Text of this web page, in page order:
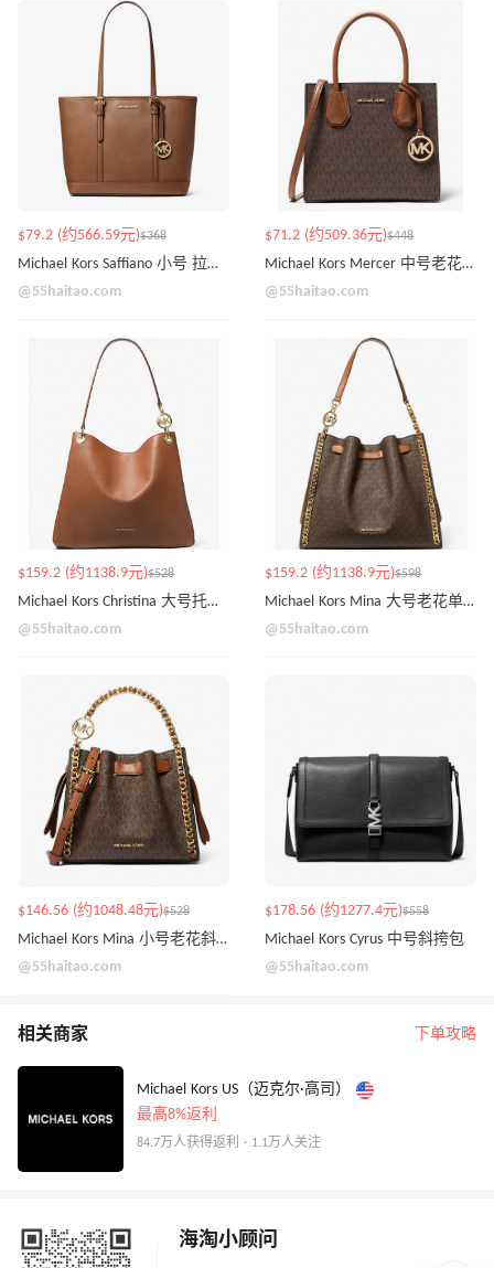
$79.2 (约566.59元)$368
Michael Kors Saffiano 小号 拉链托特包
@55haitao.com
$71.2 (约509.36元)$448
Michael Kors Mercer 中号老花风琴包
@55haitao.com
$159.2 (约1138.9元)$528
Michael Kors Christina 大号托特包
@55haitao.com
$159.2 (约1138.9元)$598
Michael Kors Mina 大号老花单肩包
@55haitao.com
$146.56 (约1048.48元)$528
Michael Kors Mina 小号老花斜挎包
@55haitao.com
$178.56 (约1277.4元)$558
Michael Kors Cyrus 中号斜挎包
@55haitao.com
相关商家 下单攻略
Michael Kors US（迈克尔·高司）
最高8%返利
84.7万人获得返利 · 1.1万人关注
海淘小顾问